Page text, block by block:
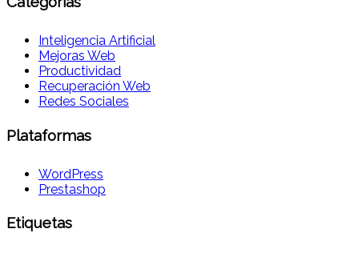
Inteligencia Artificial
Mejoras Web
Productividad
Recuperación Web
Redes Sociales
Plataformas
WordPress
Prestashop
Etiquetas